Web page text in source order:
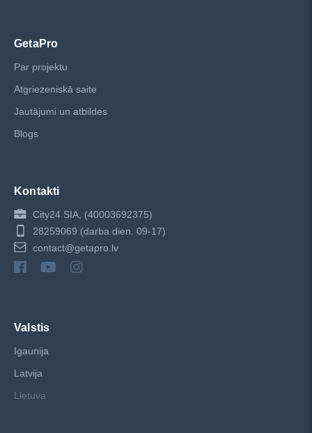
GetaPro
Par projektu
Atgriezeniskā saite
Jautājumi un atbildes
Blogs
Kontakti
City24 SIA, (40003692375)
28259069 (darba dien. 09-17)
contact@getapro.lv
Valstis
Igaunija
Latvija
Lietuva